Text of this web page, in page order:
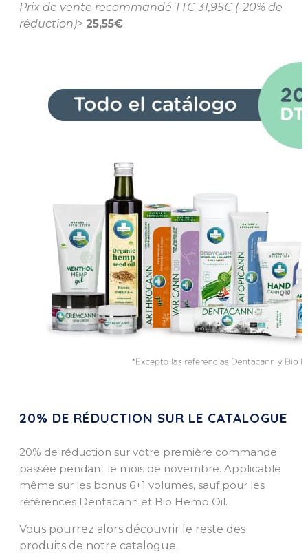
Prix de vente recommandé TTC 31,95€ (-20% de
réduction)> 25,55€
20% DE RÉDUCTION SUR LE CATALOGUE
20% de réduction sur votre première commande
passée pendant le mois de novembre. Applicable
même sur les bonus 6+1 volumes, sauf pour les
références Dentacann et Bio Hemp Oil.
Vous pourrez alors découvrir le reste des
produits de notre catalogue.